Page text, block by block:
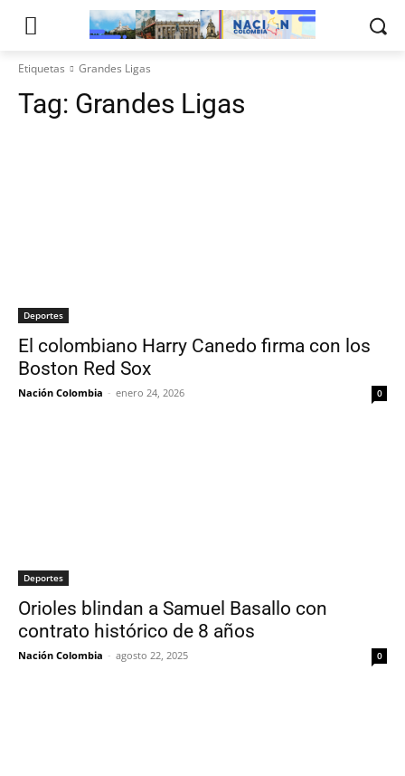
Etiquetas Grandes Ligas
Tag: Grandes Ligas
Deportes
El colombiano Harry Canedo firma con los
Boston Red Sox
Nación Colombia - enero 24, 2026 0
Deportes
Orioles blindan a Samuel Basallo con
contrato histórico de 8 años
Nación Colombia - agosto 22, 2025 0